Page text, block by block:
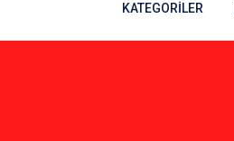
KATEGORİLER